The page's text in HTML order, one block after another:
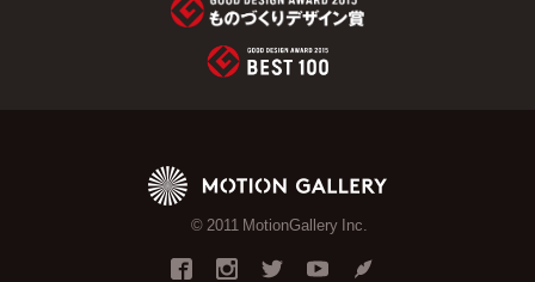
© 2011 MotionGallery Inc.